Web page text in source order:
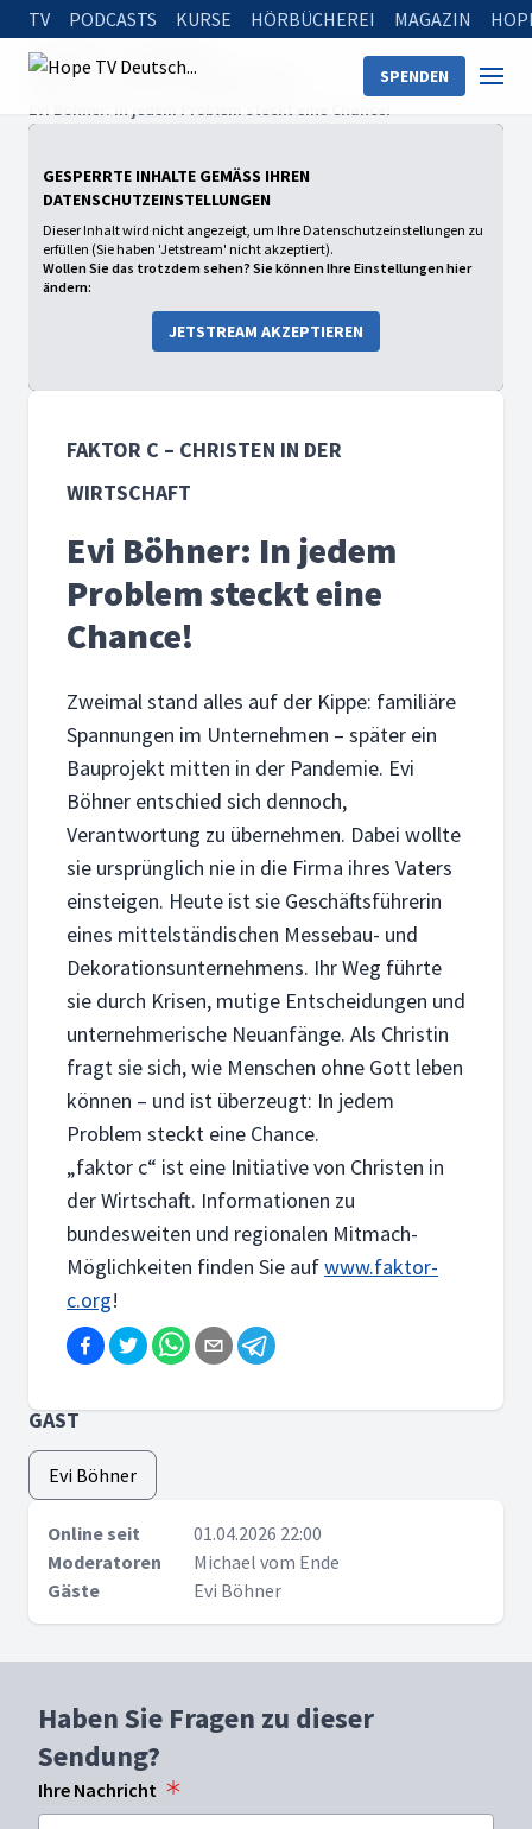
TV PODCASTS KURSE HÖRBÜCHEREI MAGAZIN
SPENDEN
Startseite
faktor c – Christen in der Wirtschaft
Evi Böhner: In jedem Problem steckt eine Chance!
GESPERRTE INHALTE GEMÄSS IHREN D
ATENSCHUTZEINSTELLUNGEN
Dieser Inhalt wird nicht angezeigt, um Ihre Datenschutzeinstellungen zu
erfüllen (Sie haben 'Jetstream' nicht akzeptiert).
Wollen Sie das trotzdem sehen? Sie können Ihre Einstellungen hier
ändern:
JETSTREAM AKZEPTIEREN
FAKTOR C – CHRISTEN IN DER
WIRTSCHAFT
Evi Böhner: In jedem
Problem steckt eine
Chance!
Zweimal stand alles auf der Kippe: familiäre
Spannungen im Unternehmen – später ein
Bauprojekt mitten in der Pandemie. Evi
Böhner entschied sich dennoch,
Verantwortung zu übernehmen. Dabei wollte
sie ursprünglich nie in die Firma ihres Vaters
einsteigen. Heute ist sie Geschäftsführerin
eines mittelständischen Messebau- und
Dekorationsunternehmens. Ihr Weg führte
sie durch Krisen, mutige Entscheidungen und
unternehmerische Neuanfänge. Als Christin
fragt sie sich, wie Menschen ohne Gott leben
können – und ist überzeugt: In jedem
Problem steckt eine Chance.
„faktor c“ ist eine Initiative von Christen in
der Wirtschaft. Informationen zu
bundesweiten und regionalen Mitmach-
Möglichkeiten finden Sie aufwww.faktor-
c.org!
GAST
Evi Böhner
Online seit
01.04.2026 22:00
Moderatoren
Michael vom Ende
Gäste
Evi Böhner
Haben Sie Fragen zu dieser
Sendung?
Ihre Nachricht